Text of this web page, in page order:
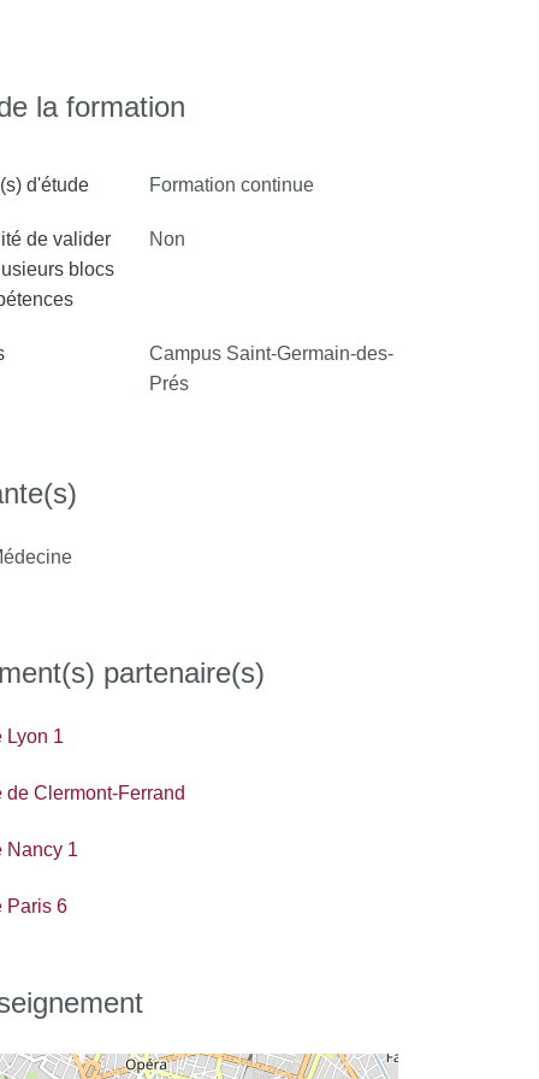
la formation
d'étude Formation continue
de valider
blocs
Non
Campus Saint-Germain-des-
Prés
partenaire(s)
Lyon 1
de Clermont-Ferrand
Nancy 1
Paris 6